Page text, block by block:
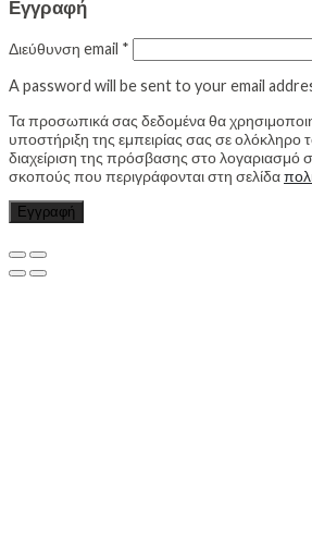
Εγγραφή
Διεύθυνση email *
A password will be sent to your email
Τα προσωπικά σας δεδομένα θα
υποστήριξη της εμπειρίας σας σε ολόκληρο
διαχείριση της πρόσβασης στο λογαριασμό
σκοπούς που περιγράφονται στη σελίδα
Εγγραφή